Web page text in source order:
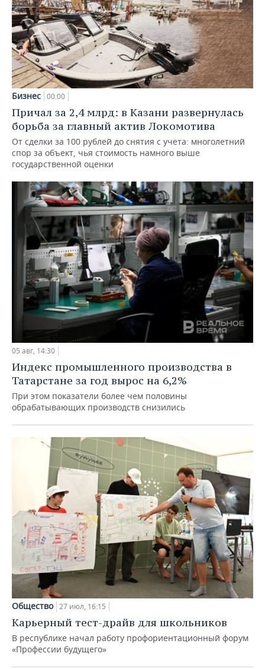
Бизнес 00:00
Причал за 2,4 млрд: в Казани развернулась
борьба за главный актив Локомотива
От сделки за 100 рублей до снятия с учета: многолетний
спор за объект, чья стоимость намного выше
государственной оценки
05 авг, 14:30
Индекс промышленного производства в
Татарстане за год вырос на 6,2%
При этом показатели более чем половины
обрабатывающих производств снизились
Общество 27 июл, 16:15
Карьерный тест-драйв для школьников
В республике начал работу профориентационный форум
«Профессии будущего»